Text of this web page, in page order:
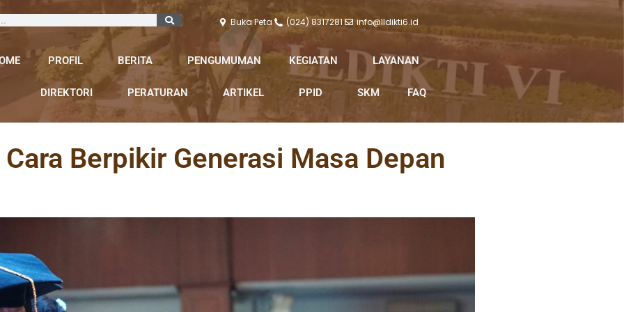
Buka Peta (024) 8317281 info@lldikti6.id
PROFIL BERITA PENGUMUMAN KEGIATAN LAYANAN
DIREKTORI PERATURAN ARTIKEL PPID SKM FAQ
Berpikir Generasi Masa Depan